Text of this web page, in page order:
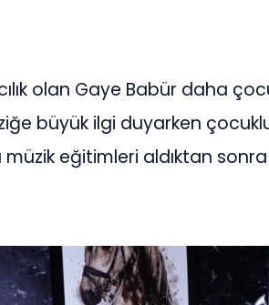
olan Gaye Babür daha
büyük ilgi duyarken
eğitimleri aldıktan